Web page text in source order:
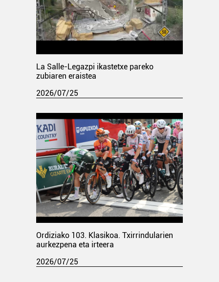
La Salle-Legazpi ikastetxe pareko
zubiaren eraistea
2026/07/25
Ordiziako 103. Klasikoa. Txirrindularien
aurkezpena eta irteera
2026/07/25